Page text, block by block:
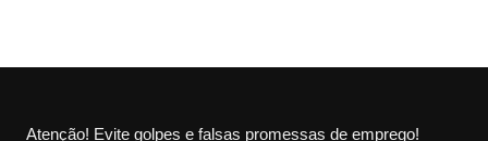
Atenção! Evite golpes e falsas promessas de emprego!